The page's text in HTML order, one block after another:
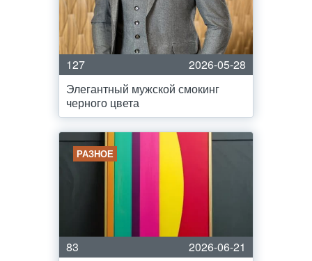
127
2026-05-28
Элегантный мужской смокинг
черного цвета
РАЗНОЕ
83
2026-06-21